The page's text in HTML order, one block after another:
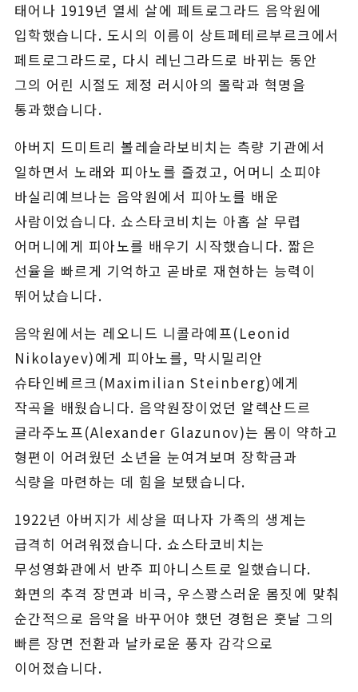
태어나 1919년 열세 살에 페트로그라드 음악원에
입학했습니다. 도시의 이름이 상트페테르부르크에서
페트로그라드로, 다시 레닌그라드로 바뀌는 동안
그의 어린 시절도 제정 러시아의 몰락과 혁명을
통과했습니다.
아버지 드미트리 볼레슬라보비치는 측량 기관에서
일하면서 노래와 피아노를 즐겼고, 어머니 소피야
바실리예브나는 음악원에서 피아노를 배운
사람이었습니다. 쇼스타코비치는 아홉 살 무렵
어머니에게 피아노를 배우기 시작했습니다. 짧은
선율을 빠르게 기억하고 곧바로 재현하는 능력이
뛰어났습니다.
음악원에서는 레오니드 니콜라예프(Leonid
Nikolayev)에게 피아노를, 막시밀리안
슈타인베르크(Maximilian Steinberg)에게
작곡을 배웠습니다. 음악원장이었던 알렉산드르
글라주노프(Alexander Glazunov)는 몸이 약하고
형편이 어려웠던 소년을 눈여겨보며 장학금과
식량을 마련하는 데 힘을 보탰습니다.
1922년 아버지가 세상을 떠나자 가족의 생계는
급격히 어려워졌습니다. 쇼스타코비치는
무성영화관에서 반주 피아니스트로 일했습니다.
화면의 추격 장면과 비극, 우스꽝스러운 몸짓에 맞춰
순간적으로 음악을 바꾸어야 했던 경험은 훗날 그의
빠른 장면 전환과 날카로운 풍자 감각으로
이어졌습니다.